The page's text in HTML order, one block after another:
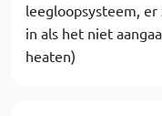
leegloopsysteem,
in als het niet
heaten)